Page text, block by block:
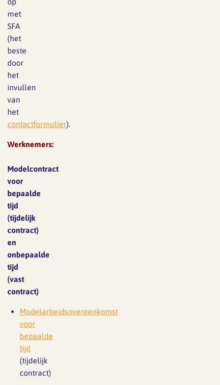
met
SFA
(het
beste
door
het
invullen
van
het
contactformulier).
Werknemers:
Modelcontract
voor
bepaalde
tijd
(tijdelijk
contract)
en
onbepaalde
tijd
(vast
contract)
Modelarbeidsovereenkomst
voor
bepaalde
tijd
(tijdelijk
contract)